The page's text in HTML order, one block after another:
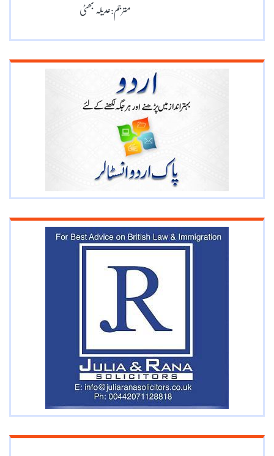
مترجم:عدیلہ بھٹی